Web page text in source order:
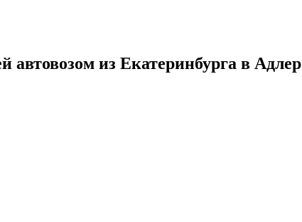
автовозом из Екатеринбурга в Адлер